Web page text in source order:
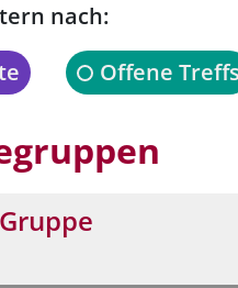
nach:
Offene Treffs